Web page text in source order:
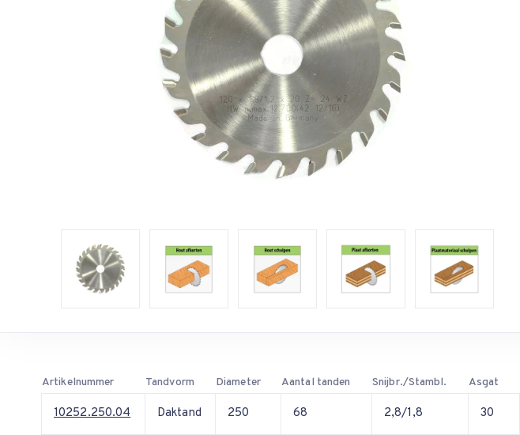
Artikelnummer Tandvorm Diameter Aantal tanden Snijbr./Stambl. Asgat
10252.250.04 Daktand 250 68 2,8/1,8 30